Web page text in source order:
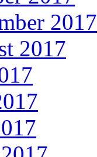
2017
2017